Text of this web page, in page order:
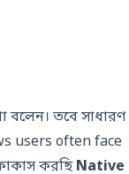
তবে সাধারণ
users often face
করছিNative